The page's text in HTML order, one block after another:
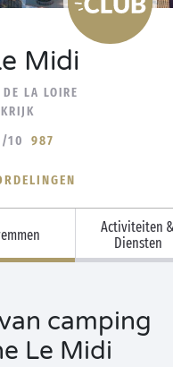
Midi
DE LA LOIRE
/10 987
Activiteiten &
Diensten
camping
Le Midi